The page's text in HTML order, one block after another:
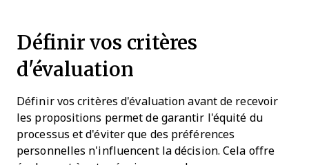
Définir vos critères
d'évaluation
Définir vos critères d'évaluation avant de recevoir
les propositions permet de garantir l'équité du
processus et d'éviter que des préférences
personnelles n'influencent la décision. Cela offre